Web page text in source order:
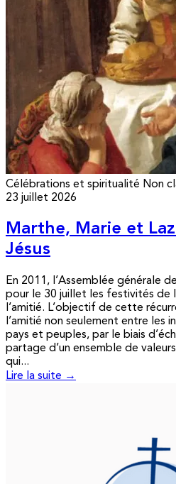
Célébrations et spiritualité Non
23 juillet 2026
Marthe, Marie et
Jésus
En 2011, l’Assemblée générale
pour le 30 juillet les festivités de
l’amitié. L’objectif de cette
l’amitié non seulement entre les
pays et peuples, par le biais
partage d’un ensemble de
qui...
Lire la suite →